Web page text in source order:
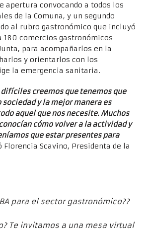
apertura convocando a todos los
de la Comuna, y un segundo
al rubro gastronómico que incluyó
180 comercios gastronómicos
para acompañarlos en la
y orientarlos con los
la emergencia sanitaria.
difíciles creemos que tenemos que
sociedad y la mejor manera es
aquel que nos necesite. Muchos
cómo volver a la actividad y
que estar presentes para
Florencia Scavino, Presidenta de la
para el sector gastronómico??
Te invitamos a una mesa virtual